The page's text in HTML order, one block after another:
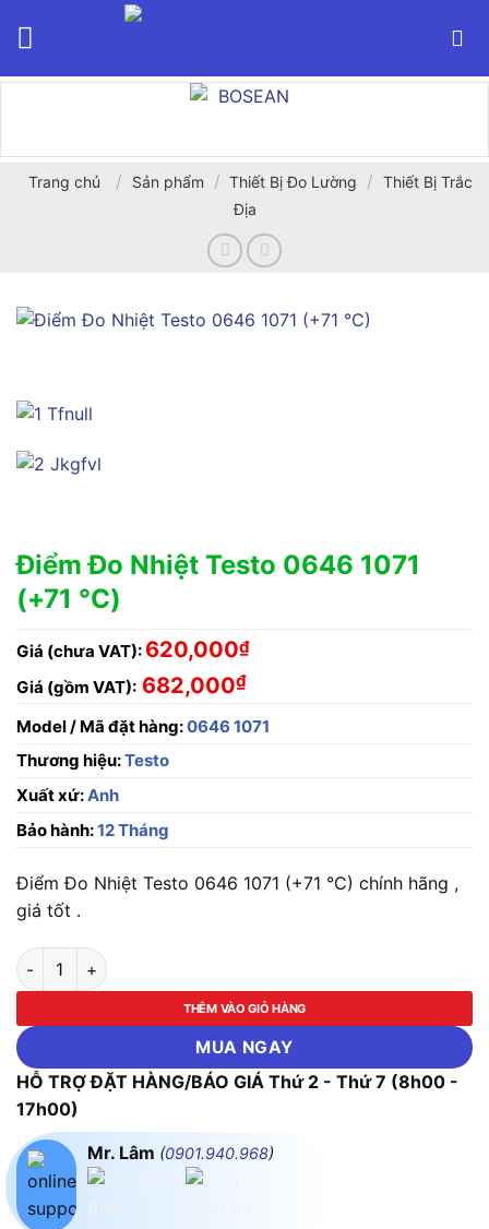
Trang chủ / Sản phẩm / Thiết Bị Đo Lường / Thiết Bị Trắc
Địa
Điểm Đo Nhiệt Testo 0646 1071
(+71 °C)
Giá (chưa VAT): 620,000₫
Giá (gồm VAT): 682,000₫
Model / Mã đặt hàng:0646 1071
Thương hiệu:Testo
Xuất xứ:Anh
Bảo hành:12 Tháng
Điểm Đo Nhiệt Testo 0646 1071 (+71 °C) chính hãng ,
giá tốt .
Điểm Đo Nhiệt Testo 0646 1071 (+71 °C) số lượng
THÊM VÀO GIỎ HÀNG
MUA NGAY
HỖ TRỢ ĐẶT HÀNG/BÁO GIÁ Thứ 2 - Thứ 7 (8h00 -
17h00)
Mr. Lâm (0901.940.968)